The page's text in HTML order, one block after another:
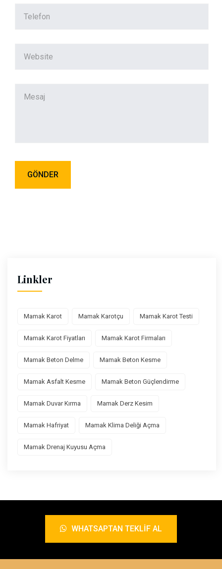
Linkler
Mamak Karot Mamak Karotçu Mamak Karot Testi
Mamak Karot Fiyatları Mamak Karot Firmaları
Mamak Beton Delme Mamak Beton Kesme
Mamak Asfalt Kesme Mamak Beton Güçlendirme
Mamak Duvar Kırma Mamak Derz Kesim
Mamak Hafriyat Mamak Klima Deliği Açma
Mamak Drenaj Kuyusu Açma
WHATSAPTAN TEKLIF AL